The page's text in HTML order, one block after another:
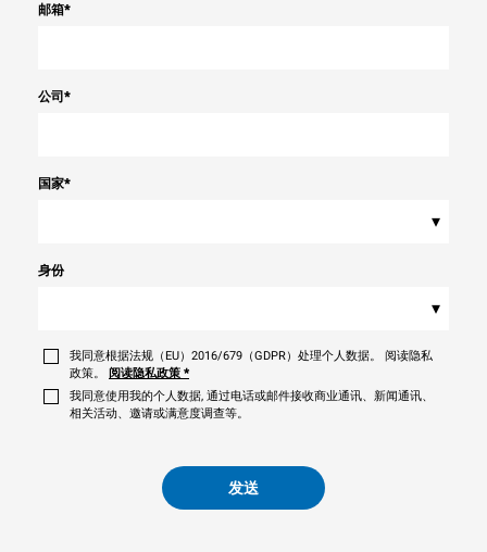
邮箱*
公司 *
国家*
▾
身份
▾
我同意根据法规（EU）2016/679（GDPR）处理个人数据。 阅读隐私
政策。
阅读隐私政策 *
我同意使用我的个人数据, 通过电话或邮件接收商业通讯、新闻通讯、
相关活动、邀请或满意度调查等。
发送